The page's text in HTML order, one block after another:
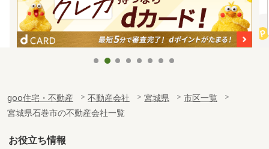
goo住宅・不動産 不動産会社 宮城県
市区一覧
宮城県石巻市の不動産会社一覧
お役立ち情報